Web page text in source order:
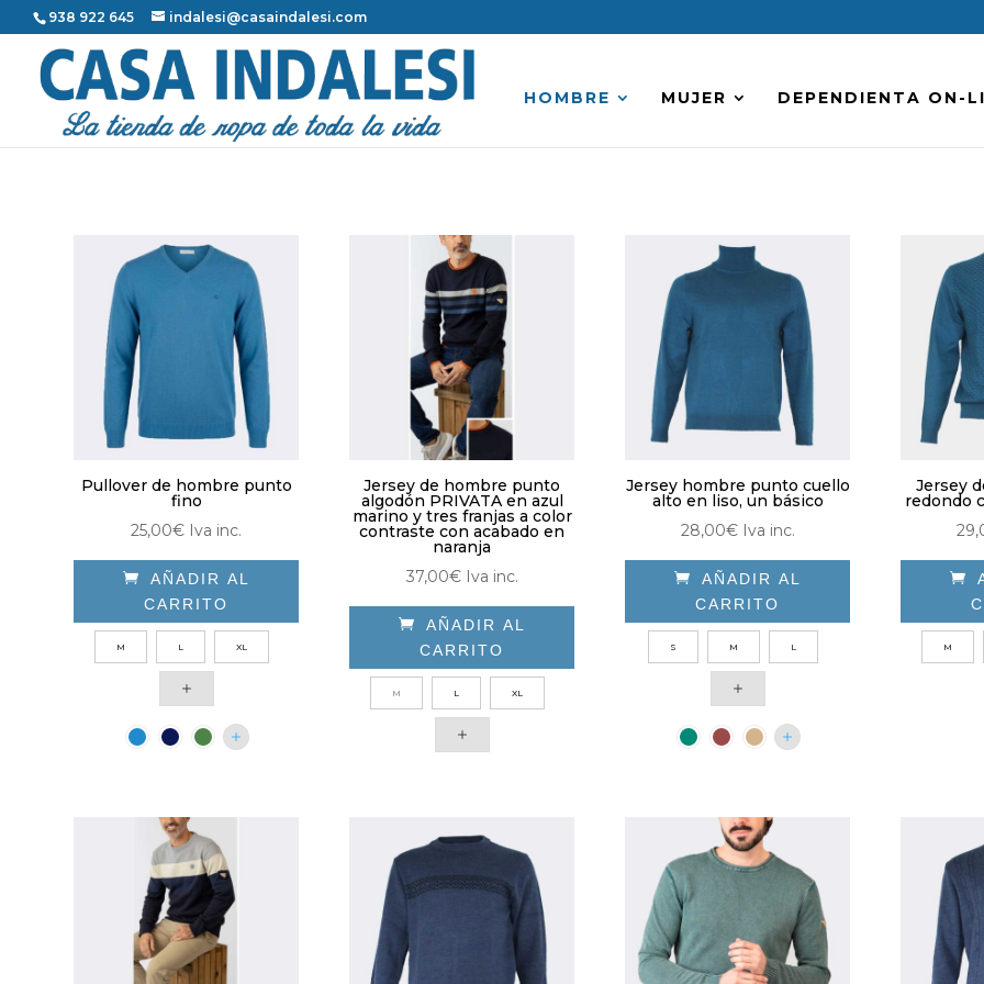
938 922 645 indalesi@casaindalesi.com
HOMBRE MUJER DEPENDIENTA ON-
Pullover de hombre punto
fino
25,00€ Iva inc.
 AÑADIR AL
CARRITO
Este
producto
tiene
múltiples
variantes.
se
pueden
elegir
en
la
página
M L XL
Jersey de hombre punto
algodón PRIVATA en azul
marino y tres franjas a color
contraste con acabado en
naranja
37,00€ Iva inc.
 AÑADIR AL
CARRITO
Este
producto
tiene
opciones
se
pueden
M L XL
Jersey hombre punto cuello
alto en liso, un básico
28,00€ Iva inc.
 AÑADIR AL
CARRITO
Este
producto
tiene
múltiples
variantes.
se
pueden
la
página
S M L
Jersey
redondo

M